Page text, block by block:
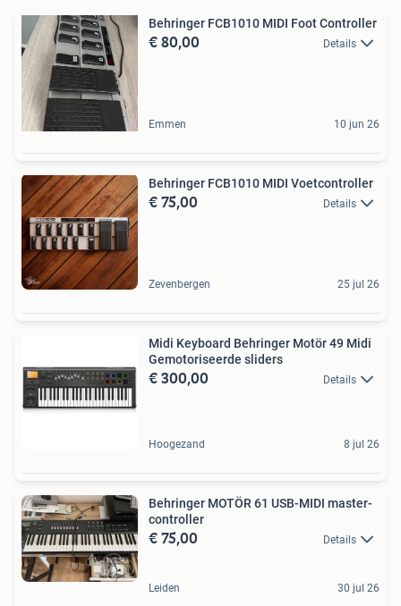
Behringer FCB1010 MIDI Foot Controller
€ 80,00 Details
Emmen 10 jun 26
Behringer FCB1010 MIDI Voetcontroller
€ 75,00 Details
Zevenbergen 25 jul 26
Midi Keyboard Behringer Motör 49 Midi
Gemotoriseerde sliders
€ 300,00 Details
Hoogezand 8 jul 26
Behringer MOTÖR 61 USB-MIDI master-
controller
€ 75,00 Details
Leiden 30 jul 26